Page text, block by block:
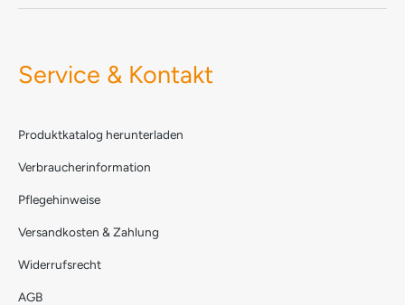
Service & Kontakt
Produktkatalog herunterladen
Verbraucherinformation
Pflegehinweise
Versandkosten & Zahlung
Widerrufsrecht
AGB